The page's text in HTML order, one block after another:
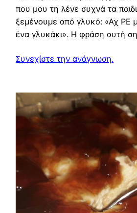
που μου τη λένε συχνά τα
ξεμένουμε από γλυκό: «Αχ ΡΕ
ένα γλυκάκι». Η φράση αυτή
Συνεχίστε την ανάγνωση.